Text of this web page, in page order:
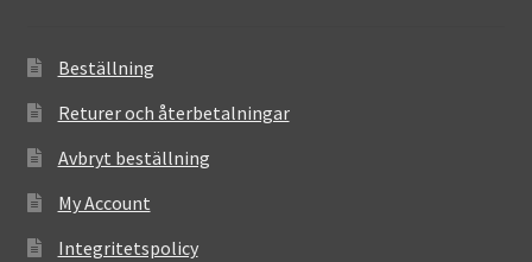
Beställning
Returer och återbetalningar
Avbryt beställning
My Account
Integritetspolicy